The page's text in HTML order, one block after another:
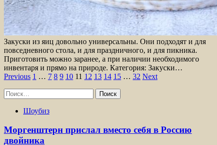
Закуски из яиц довольно универсальны. Они подходят и для
повседневного стола, и для праздничного, и для пикника.
Приготовить можно заранее, а при наличии необходимого
инвентаря и прямо на природе. Категория: Закуски…
Пагинация
записей
Previous 1 … 7 8 9 10 11 12 13 14 15 … 32 Next
Найти:
Шоубиз
Моргенштерн прислал вместо себя в Россию
двойника